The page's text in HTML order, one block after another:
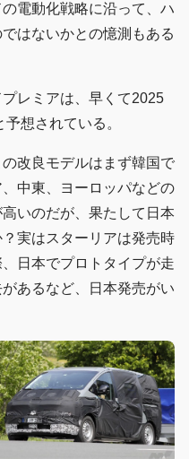
電動化戦略に沿って、ハ
はないかとの憶測もある
レミアは、早くて2025
想されている。
改良モデルはまず韓国で
中東、ヨーロッパなどの
いのだが、果たして日本
実はスターリアは発売時
日本でプロトタイプが走
あるなど、日本発売がい